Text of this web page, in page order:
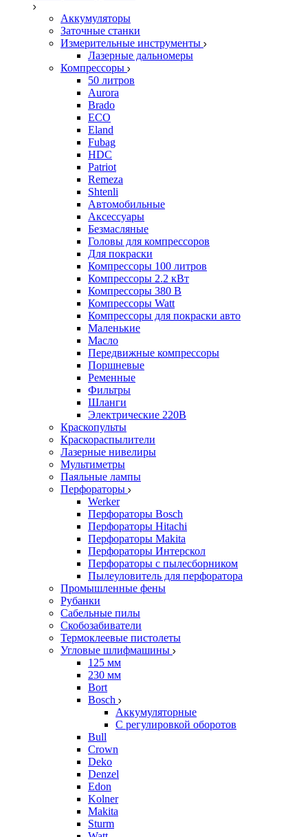
Аккумуляторы
Заточные станки
Измерительные инструменты
Лазерные дальномеры
Компрессоры
50 литров
Aurora
Brado
ECO
Eland
Fubag
HDC
Patriot
Remeza
Shtenli
Автомобильные
Аксессуары
Безмасляные
Головы для компрессоров
Для покраски
Компрессоры 100 литров
Компрессоры 2.2 кВт
Компрессоры 380 В
Компрессоры Watt
Компрессоры для покраски авто
Маленькие
Масло
Передвижные компрессоры
Поршневые
Ременные
Фильтры
Шланги
Электрические 220В
Краскопульты
Краскораспылители
Лазерные нивелиры
Мультиметры
Паяльные лампы
Перфораторы
Werker
Перфораторы Bosch
Перфораторы Hitachi
Перфораторы Makita
Перфораторы Интерскол
Перфораторы с пылесборником
Пылеуловитель для перфоратора
Промышленные фены
Рубанки
Сабельные пилы
Скобозабиватели
Термоклеевые пистолеты
Угловые шлифмашины
125 мм
230 мм
Bort
Bosch
Аккумуляторные
С регулировкой оборотов
Bull
Crown
Deko
Denzel
Edon
Kolner
Makita
Sturm